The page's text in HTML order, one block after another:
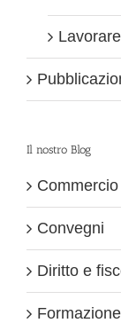
Il nostro Blog
Convegni
Diritto e
Formazione